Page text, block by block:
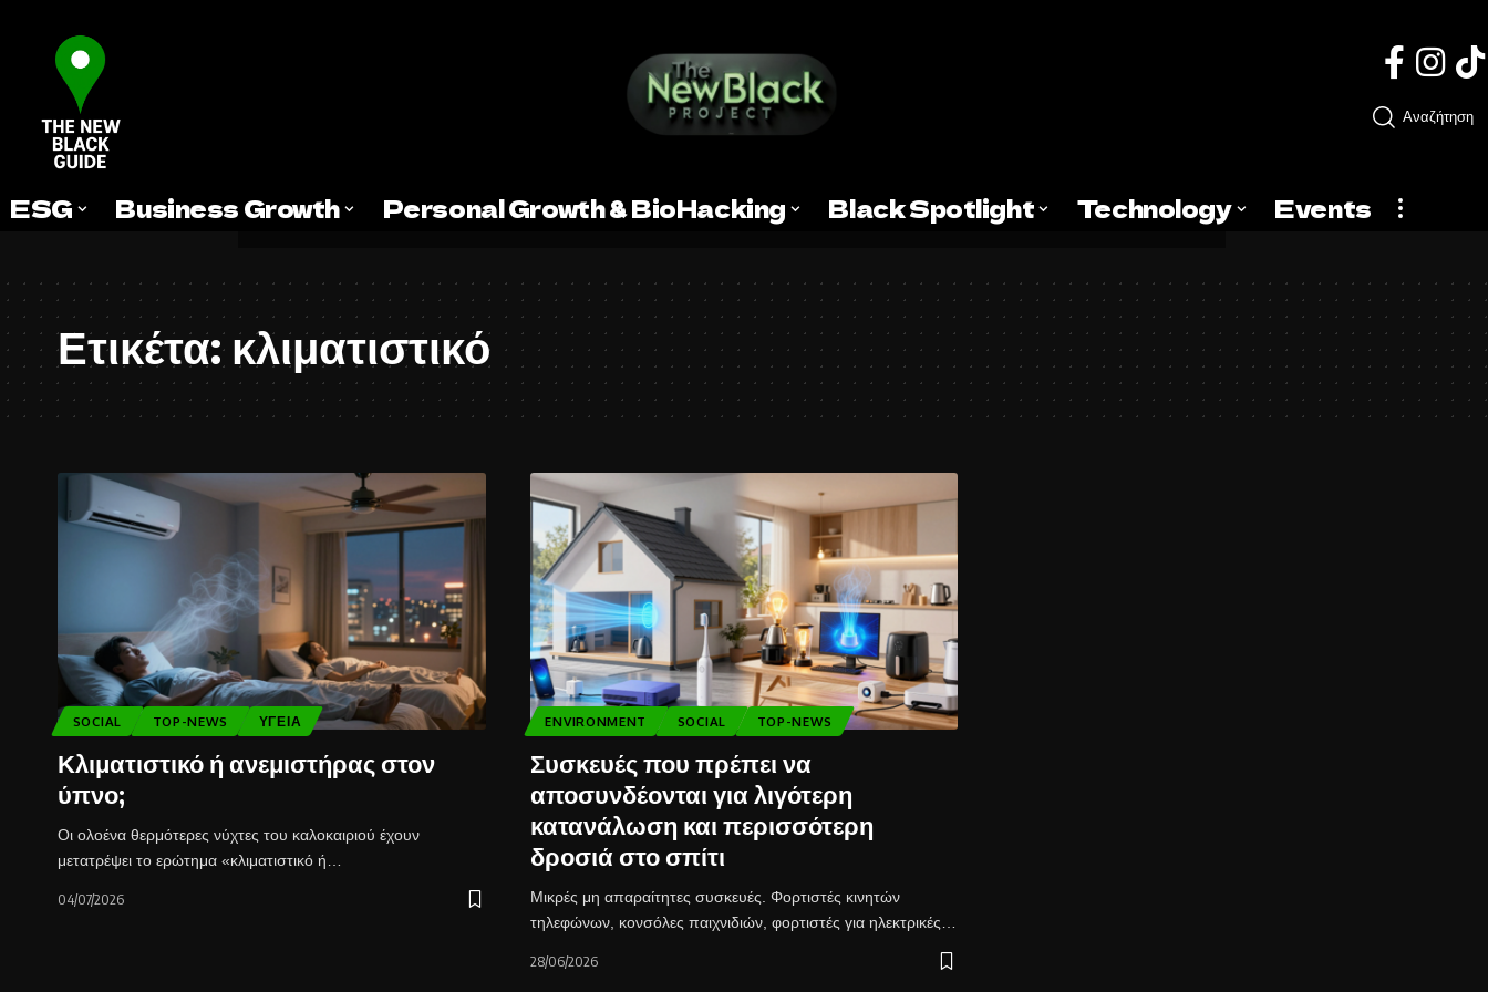
Αναζήτηση
ESG Business Growth Personal Growth & BioHacking Black Spotlight Technology Events
Ετικέτα:κλιματιστικό
SOCIAL TOP-NEWS ΥΓΕΊΑ
Κλιματιστικό ή ανεμιστήρας στον
ύπνο;
Οι ολοένα θερμότερες νύχτες του καλοκαιριού έχουν
μετατρέψει το ερώτημα «κλιματιστικό ή…
04/07/2026
ENVIRONMENT SOCIAL TOP-NEWS
Συσκευές που πρέπει να
αποσυνδέονται για λιγότερη
κατανάλωση και περισσότερη
δροσιά στο σπίτι
Μικρές μη απαραίτητες συσκευές. Φορτιστές κινητών
τηλεφώνων, κονσόλες παιχνιδιών, φορτιστές για ηλεκτρικές…
28/06/2026